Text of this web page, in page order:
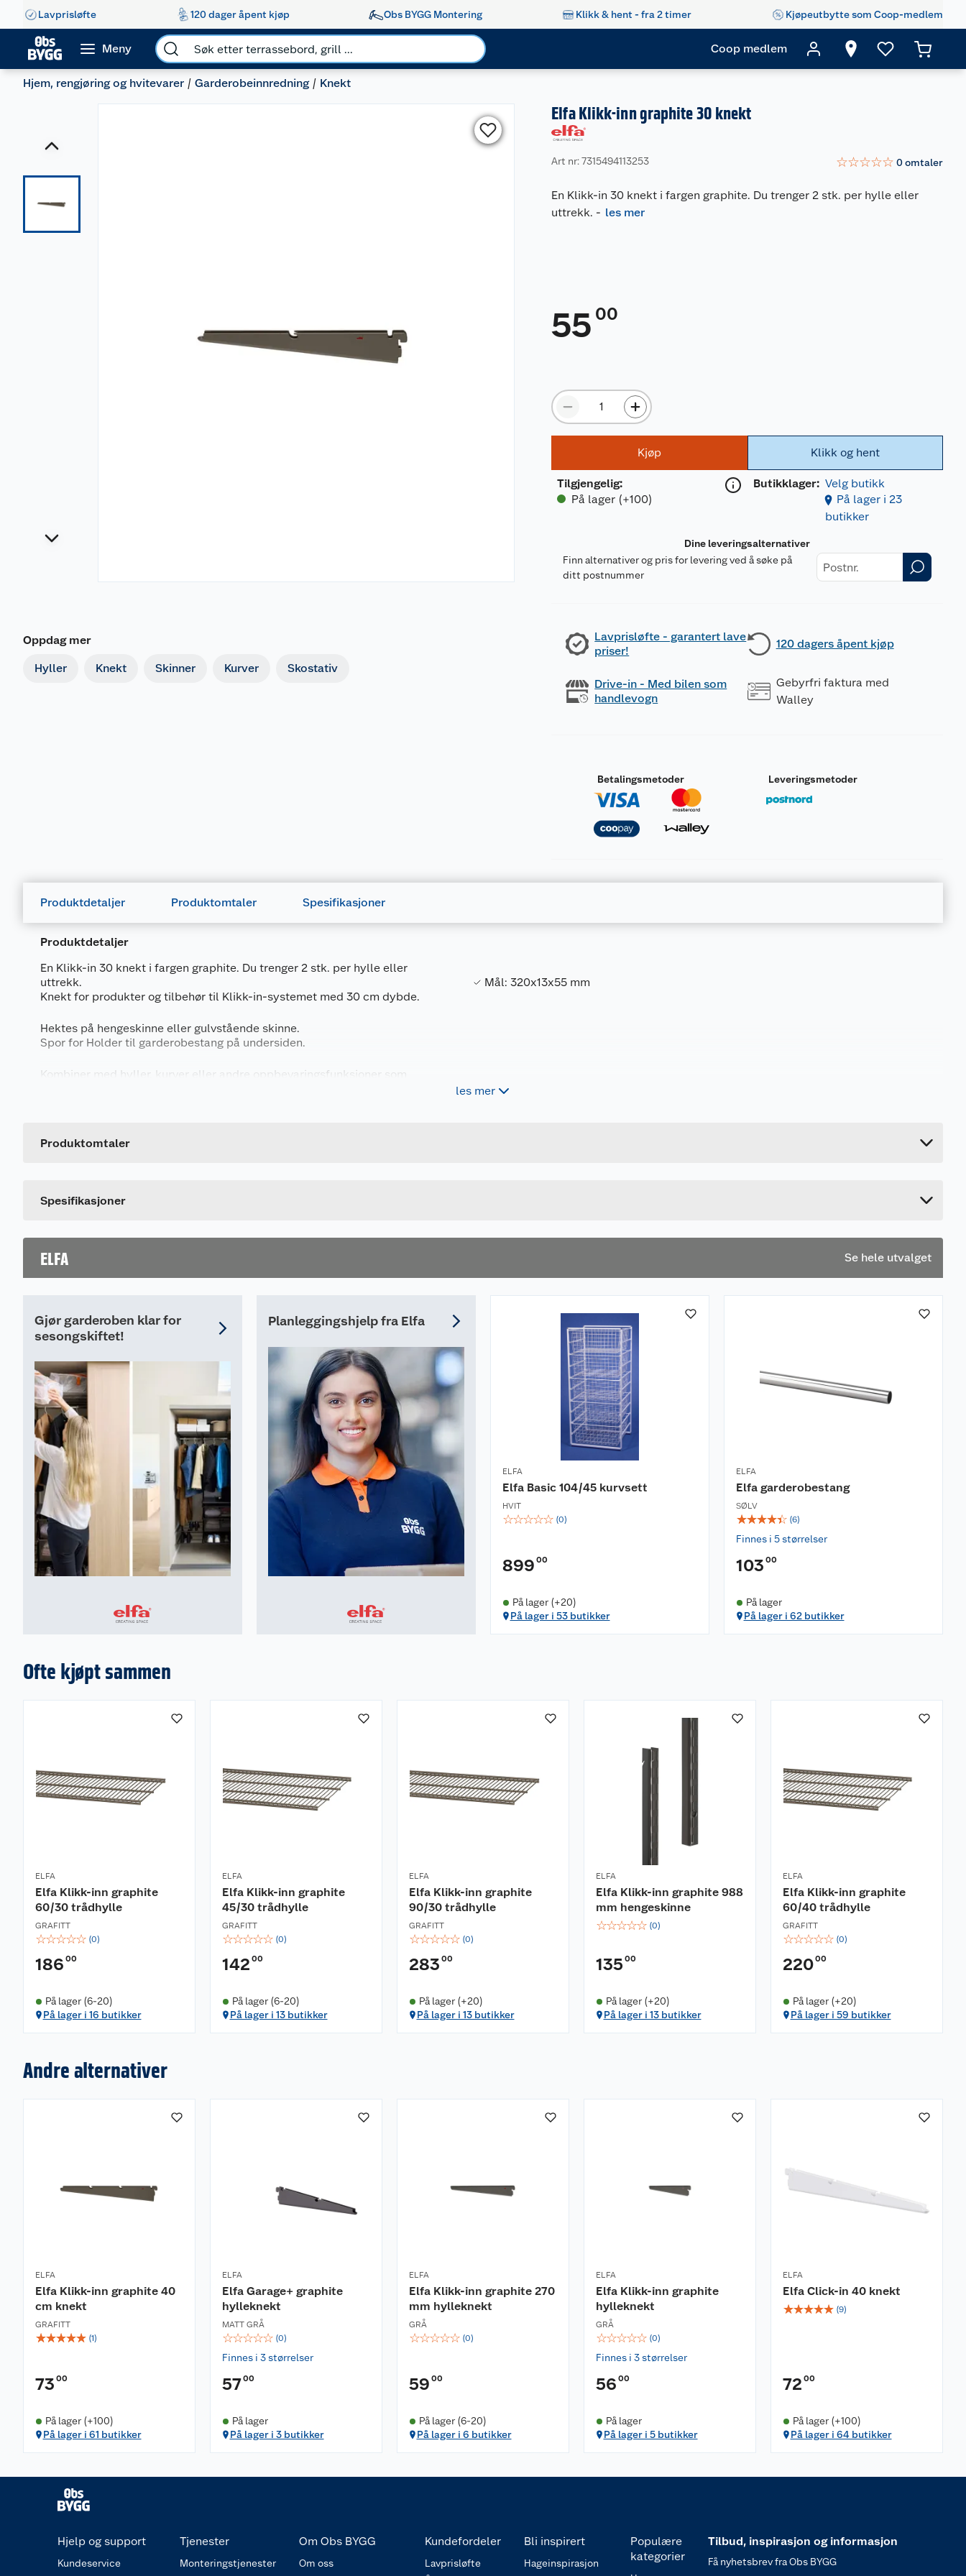
Lavprisløfte 120 dager åpent kjøp Obs BYGG Montering Klikk & hent - fra 2 timer Kjøpeutbytte som Coop-medlem
Meny Coop medlem
Hjem, rengjøring og hvitevarer Garderobeinnredning Knekt
Oppdag mer
Hyller Knekt Skinner Kurver Skostativ
Elfa Klikk-inn graphite 30 knekt
Art nr: 7315494113253 ☆☆☆☆☆ 0omtaler
En Klikk-in 30 knekt i fargen graphite. Du trenger 2 stk. per hylle eller
uttrekk. - les mer
55 00
Kjøp
Tilgjengelig:
På lager (+100)
Klikk og hent
Butikklager: Velg butikk
På lager i 23
butikker
Dine leveringsalternativer
Finn alternativer og pris for levering ved å søke på
ditt postnummer
Lavprisløfte - garantert lave
priser!
120 dagers åpent kjøp
Drive-in - Med bilen som
handlevogn
Gebyrfri faktura med
Walley
Betalingsmetoder Leveringsmetoder
Produktdetaljer Produktomtaler Spesifikasjoner
Produktdetaljer
En Klikk-in 30 knekt i fargen graphite. Du trenger 2 stk. per hylle eller
uttrekk.
Knekt for produkter og tilbehør til Klikk-in-systemet med 30 cm dybde.
Hektes på hengeskinne eller gulvstående skinne.
Spor for Holder til garderobestang på undersiden.
Kombiner med hyller, kurver eller andre oppbevaringsfunksjoner som
Mål: 320x13x55 mm
les mer
Produktomtaler
Spesifikasjoner
Leverandørens artikkelnummer
Forpakningsmål
ELFA Se hele utvalget
Gjør garderoben klar for
sesongskiftet!
Planleggingshjelp fra Elfa
ELFA
Elfa Basic 104/45 kurvsett
HVIT
☆☆☆☆☆ (0)
899 00
På lager (+20)
På lager i 53 butikker
ELFA
Elfa garderobestang
SØLV
☆☆☆☆☆ (6)
Finnes i 5 størrelser
103 00
På lager
På lager i 62 butikker
Ofte kjøpt sammen
ELFA
Elfa Klikk-inn graphite
60/30 trådhylle
GRAFITT
☆☆☆☆☆ (0)
186 00
På lager (6-20)
På lager i 16 butikker
ELFA
Elfa Klikk-inn graphite
45/30 trådhylle
GRAFITT
☆☆☆☆☆ (0)
142 00
På lager (6-20)
På lager i 13 butikker
ELFA
Elfa Klikk-inn graphite
90/30 trådhylle
GRAFITT
☆☆☆☆☆ (0)
283 00
På lager (+20)
På lager i 13 butikker
ELFA
Elfa Klikk-inn graphite 988
mm hengeskinne
☆☆☆☆☆ (0)
135 00
På lager (+20)
På lager i 13 butikker
ELFA
Elfa Klikk-inn graphite
60/40 trådhylle
GRAFITT
☆☆☆☆☆ (0)
22000
På lager (+20)
På lager i 59 butikker
Andre alternativer
ELFA
Elfa Klikk-inn graphite 40
cm knekt
GRAFITT
☆☆☆☆☆ (1)
73 00
På lager (+100)
På lager i 61 butikker
ELFA
Elfa Garage+ graphite
hylleknekt
MATT GRÅ
☆☆☆☆☆ (0)
Finnes i 3 størrelser
5700
På lager
På lager i 3 butikker
ELFA
Elfa Klikk-inn graphite 270
mm hylleknekt
GRÅ
☆☆☆☆☆ (0)
59 00
På lager (6-20)
På lager i 6 butikker
ELFA
Elfa Klikk-inn graphite
hylleknekt
GRÅ
☆☆☆☆☆ (0)
Finnes i 3 størrelser
56 00
På lager
På lager i 5 butikker
ELFA
Elfa Click-in 40 knekt
☆☆☆☆☆ (9)
72 00
På lager (+100)
På lager i 64 butikker
Hjelp og support
Kundeservice
Tjenester
Monteringstjenester
Om Obs BYGG
Om oss
Kundefordeler
Lavprisløfte
Bli inspirert
Hageinspirasjon
Populære
kategorier
Tilbud, inspirasjon og informasjon
Få nyhetsbrev fra Obs BYGG